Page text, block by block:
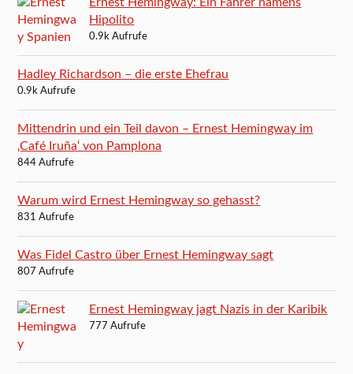
Ernest Hemingway: Ein Fahrer namens
Hipolito
0.9k Aufrufe
Hadley Richardson – die erste Ehefrau
0.9k Aufrufe
Mittendrin und ein Teil davon – Ernest Hemingway im
‚Café Iruña‘ von Pamplona
844 Aufrufe
Warum wird Ernest Hemingway so gehasst?
831 Aufrufe
Was Fidel Castro über Ernest Hemingway sagt
807 Aufrufe
Ernest Hemingway jagt Nazis in der Karibik
777 Aufrufe